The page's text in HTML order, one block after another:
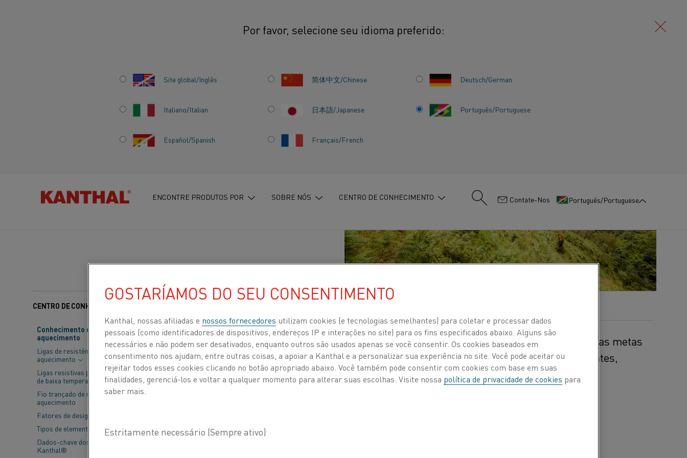
Por favor, selecione seu idioma preferido:
Site global/Inglês 简体中文/Chinese Deutsch/German
Italiano/Italian 日本語/Japanese Português/Portuguese
Español/Spanish Français/French
ENCONTRE PRODUTOS POR SOBRE NÓS CENTRO DE CONHECIMENTO : Contate-Nos Português/Portuguese
Histórias inspiradoras Como a Kanthal está trabalhando com sustentabilidade
COMO A KANTHAL ESTÁ
TRABALHANDO COM
SUSTENTABILIDADE
CENTRO DE CONHECIMENTO
Conhecimento de material de
aquecimento
Ligas de resistência de
aquecimento
Ligas resistivas para aplicações
de baixa temperatura
Fio trançado de resistência de
aquecimento
Fatores de design
Tipos de elementos
Dados-chave dos elementos
Kanthal®
Em sua busca para se tornar uma empresa mais sustentável, a Kanthal estabeleceu algumas metas
ambiciosas para a próxima década, bem como um plano abrangente que engloba seus clientes,
funcionários e fornecedores.
GOSTARÍAMOS DO SEU CONSENTIMENTO
Kanthal, nossas afiliadas e nossos fornecedores utilizam cookies (e tecnologias semelhantes) para coletar e processar dados
pessoais (como identificadores de dispositivos, endereços IP e interações no site) para os fins especificados abaixo. Alguns são
necessários e não podem ser desativados, enquanto outros são usados apenas se você consentir. Os cookies baseados em
consentimento nos ajudam, entre outras coisas, a apoiar a Kanthal e a personalizar sua experiência no site. Você pode aceitar ou
rejeitar todos esses cookies clicando no botão apropriado abaixo. Você também pode consentir com cookies com base em suas
finalidades, gerenciá-los e voltar a qualquer momento para alterar suas escolhas. Visite nossa política de privacidade de cookies para
saber mais.